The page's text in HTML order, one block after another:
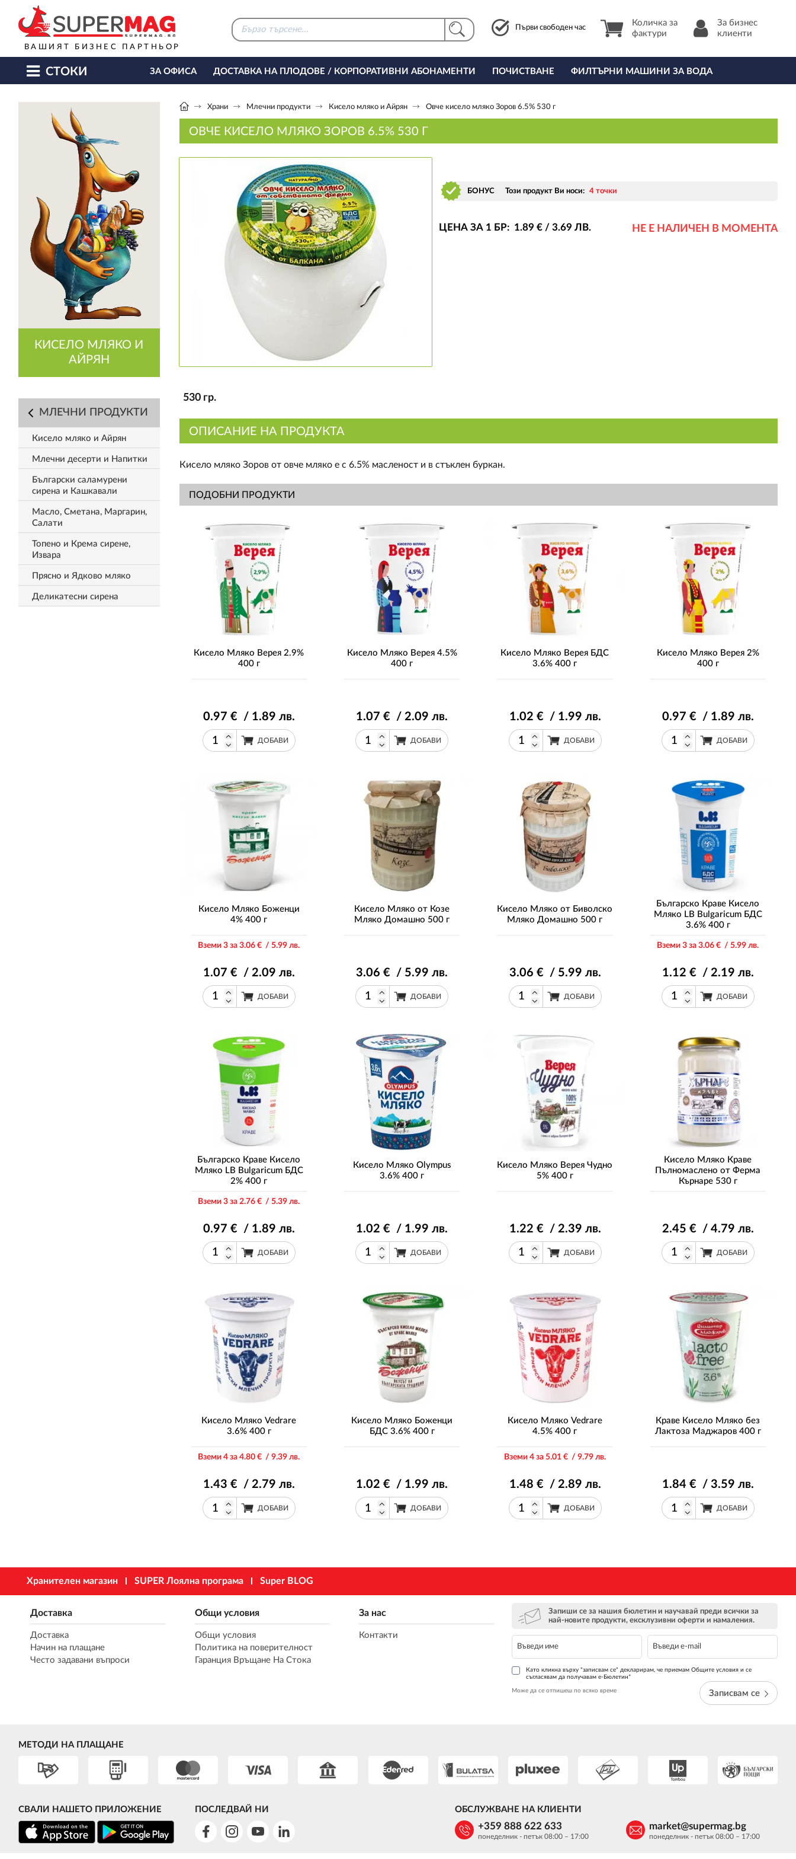
ВАШИЯТ БИЗНЕС ПАРТНЬОР
Първи свободен час
Количка за
фактури
За бизнес
клиенти
СТОКИ ЗА ОФИСА ДОСТАВКА НА ПЛОДОВЕ / КОРПОРАТИВНИ АБОНАМЕНТИ ПОЧИСТВАНЕ ФИЛТЪРНИ МАШИНИ ЗА ВОДА
КИСЕЛО МЛЯКО И
АЙРЯН
МЛЕЧНИ ПРОДУКТИ
Кисело мляко и Айрян
Млечни десерти и Напитки
Български саламурени
сирена и Кашкавали
Масло, Сметана, Маргарин,
Салати
Топено и Крема сирене,
Извара
Прясно и Ядково мляко
Деликатесни сирена
Храни Млечни продукти Кисело мляко и Айрян Овче кисело мляко Зоров 6.5% 530 г
ОВЧЕ КИСЕЛО МЛЯКО ЗОРОВ 6.5% 530 Г
БОНУС Този продукт Ви носи: 4 точки
ЦЕНА ЗА 1 БР: 1.89 € / 3.69 ЛВ. НЕ Е НАЛИЧЕН В МОМЕНТА
530 гр.
ОПИСАНИЕ НА ПРОДУКТА
Кисело мляко Зоров от овче мляко е с 6.5% масленост и в стъклен буркан.
ПОДОБНИ ПРОДУКТИ
Кисело Мляко Верея 2.9%
400 г
0.97 € / 1.89 лв.
ДОБАВИ
Кисело Мляко Верея 4.5%
400 г
1.07 € / 2.09 лв.
ДОБАВИ
Кисело Мляко Верея БДС
3.6% 400 г
1.02 € / 1.99 лв.
ДОБАВИ
Кисело Мляко Верея 2%
400 г
0.97 € / 1.89 лв.
ДОБАВИ
Кисело Мляко Боженци
4% 400 г
Вземи 3 за 3.06 € / 5.99 лв.
1.07 € / 2.09 лв.
ДОБАВИ
Кисело Мляко от Козе
Мляко Домашно 500 г
3.06 € / 5.99 лв.
ДОБАВИ
Кисело Мляко от Биволско
Мляко Домашно 500 г
3.06 € / 5.99 лв.
ДОБАВИ
Българско Краве Кисело
Мляко LB Bulgaricum БДС
3.6% 400 г
Вземи 3 за 3.06 € / 5.99 лв.
1.12 € / 2.19 лв.
ДОБАВИ
Българско Краве Кисело
Мляко LB Bulgaricum БДС
2% 400 г
Вземи 3 за 2.76 € / 5.39 лв.
0.97 € / 1.89 лв.
ДОБАВИ
Кисело Мляко Olympus
3.6% 400 г
1.02 € / 1.99 лв.
ДОБАВИ
Кисело Мляко Верея Чудно
5% 400 г
1.22 € / 2.39 лв.
ДОБАВИ
Кисело Мляко Краве
Пълномаслено от Ферма
Кърнаре 530 г
2.45 € / 4.79 лв.
ДОБАВИ
Кисело Мляко Vedrare
3.6% 400 г
Вземи 4 за 4.80 € / 9.39 лв.
1.43 € / 2.79 лв.
ДОБАВИ
Кисело Мляко Боженци
БДС 3.6% 400 г
1.02 € / 1.99 лв.
ДОБАВИ
Кисело Мляко Vedrare
4.5% 400 г
Вземи 4 за 5.01 € / 9.79 лв.
1.48 € / 2.89 лв.
ДОБАВИ
Краве Кисело Мляко без
Лактоза Маджаров 400 г
1.84 € / 3.59 лв.
ДОБАВИ
Хранителен магазин SUPER Лоялна програма Super BLOG
Доставка
Доставка
Начин на плащане
Често задавани въпроси
Общи условия
Общи условия
Политика на поверителност
Гаранция Връщане На Стока
За нас
Контакти
Запиши се за нашия бюлетин и научавай преди всички за
най-новите продукти, ексклузивни оферти и намаления.
Като кликна върху "записвам се" декларирам, че приемам Общите условия и се
съгласявам да получавам е-Бюлетин*
Може да се отпишеш по всяко време Записвам се
МЕТОДИ НА ПЛАЩАНЕ
СВАЛИ НАШЕТО ПРИЛОЖЕНИЕ ПОСЛЕДВАЙ НИ ОБСЛУЖВАНЕ НА КЛИЕНТИ
+359 888 622 633
понеделник - петък 08:00 – 17:00
market@supermag.bg
понеделник - петък 08:00 – 17:00